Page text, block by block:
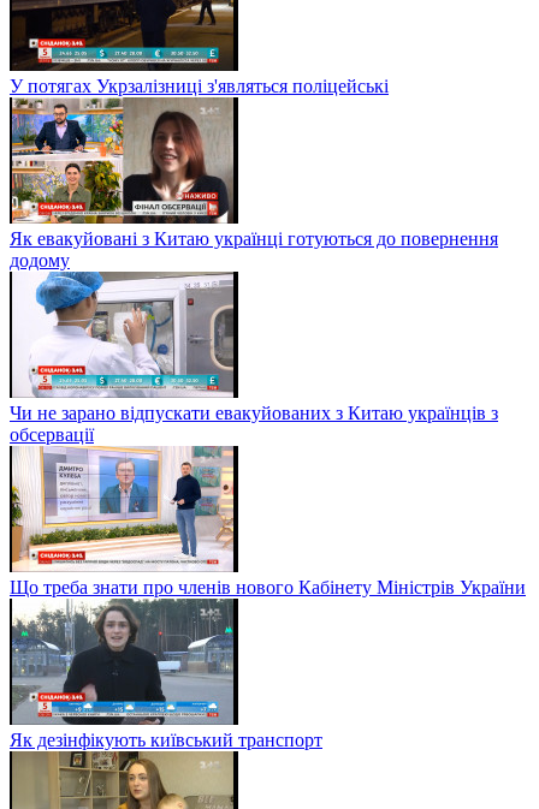
У потягах Укрзалізниці з'являться поліцейські
Як евакуйовані з Китаю українці готуються до повернення
додому
Чи не зарано відпускати евакуйованих з Китаю українців з
обсервації
Що треба знати про членів нового Кабінету Міністрів України
Як дезінфікують київський транспорт